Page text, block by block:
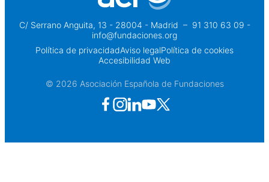
C/ Serrano Anguita, 13 - 28004 - Madrid – 91 310 63 09 -
info@fundaciones.org
Política de privacidadAviso legalPolítica de cookies
Accesibilidad Web
© 2026 Asociación Española de Fundaciones